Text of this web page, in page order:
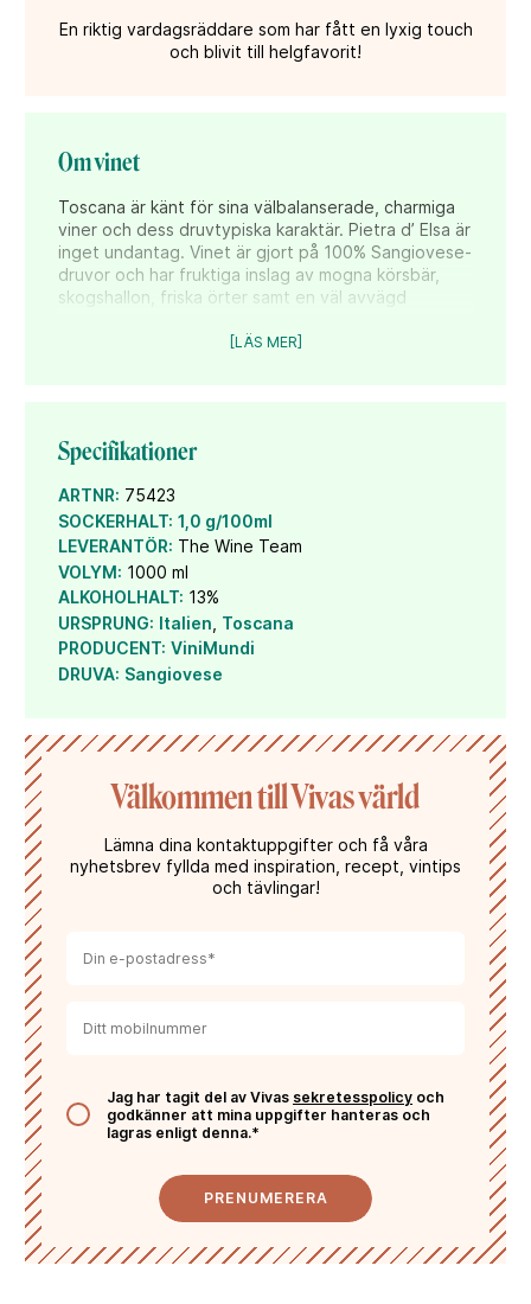
En riktig vardagsräddare som har fått en lyxig touch
och blivit till helgfavorit!
Om vinet
Toscana är känt för sina välbalanserade, charmiga
viner och dess druvtypiska karaktär. Pietra d’ Elsa är
inget undantag. Vinet är gjort på 100% Sangiovese-
druvor och har fruktiga inslag av mogna körsbär,
skogshallon, friska örter samt en väl avvägd
för Sangiovese.
Vinet har en fruktig smak med inslag av mörka
körsbär och plommon, skogshallon, färsk salvia och
kryddiga toner av fat. Ett vin som går utmärkt att
kombinera till italiensk plockmat såsom hårdost och
charkuterier och även till de flesta pastarätter – i
synnerhet med tomatsås.
Så här beskriver vinmakare Andrea Mannino vinet:
”A fruity, yet spicy wine that reveals the true
character of the Sangiovese grape in it’s youth: red
gives this wine notes of toasted wood, spice and
[LÄS MER]
Specifikationer
ARTNR: 75423
SOCKERHALT: 1,0 g/100ml
LEVERANTÖR: The Wine Team
VOLYM: 1000 ml
ALKOHOLHALT: 13%
URSPRUNG: Italien Toscana
PRODUCENT: ViniMundi
DRUVA: Sangiovese
Välkommen till Vivas värld
Lämna dina kontaktuppgifter och få våra
nyhetsbrev fyllda med inspiration, recept, vintips
och tävlingar!
Jag har tagit del av Vivas sekretesspolicy och
godkänner att mina uppgifter hanteras och
lagras enligt denna.*
PRENUMERERA